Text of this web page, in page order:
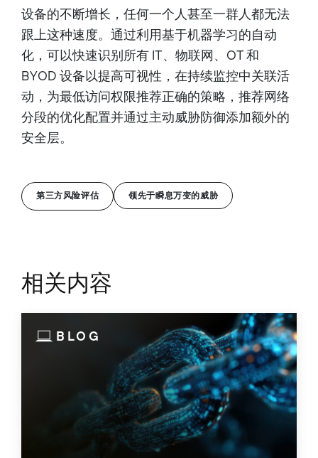
设备的不断增长，任何一个人甚至一群人都无法
跟上这种速度。通过利用基于机器学习的自动
化，可以快速识别所有 IT、物联网、OT 和
BYOD 设备以提高可视性，在持续监控中关联活
动，为最低访问权限推荐正确的策略，推荐网络
分段的优化配置并通过主动威胁防御添加额外的
安全层。
第三方风险评估 领先于瞬息万变的威胁
相关内容
BLOG